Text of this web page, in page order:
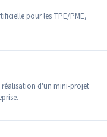
pour les TPE/PME,
d'un mini-projet